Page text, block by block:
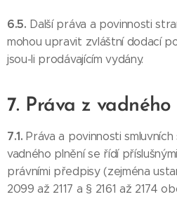
6.5. Další práva a povinnosti
mohou upravit zvláštní dodací
jsou-li prodávajícím vydány.
7. Práva z
7.1.Práva a povinnosti
vadného plnění se řídí
právními předpisy (zejména
2099 až 2117 a § 2161 až 2174